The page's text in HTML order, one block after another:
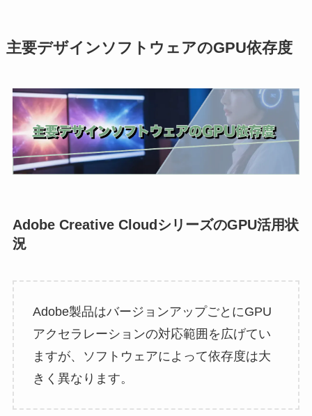
主要デザインソフトウェアのGPU依存度
Adobe Creative CloudシリーズのGPU活用状
況
Adobe製品はバージョンアップごとにGPU
アクセラレーションの対応範囲を広げてい
ますが、ソフトウェアによって依存度は大
きく異なります。